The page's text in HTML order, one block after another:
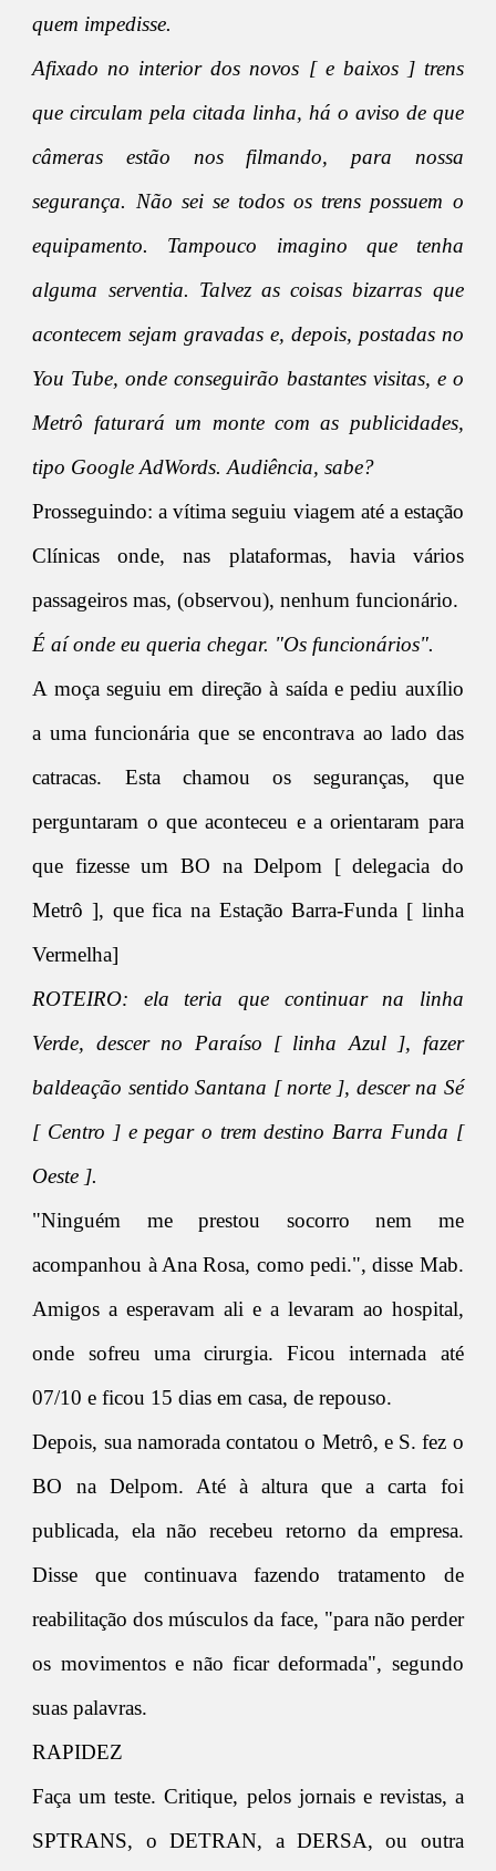
quem impedisse.
Afixado no interior dos novos [ e baixos ] trens
que circulam pela citada linha, há o aviso de que
câmeras estão nos filmando, para nossa
segurança. Não sei se todos os trens possuem o
equipamento. Tampouco imagino que tenha
alguma serventia. Talvez as coisas bizarras que
acontecem sejam gravadas e, depois, postadas no
You Tube, onde conseguirão bastantes visitas, e o
Metrô faturará um monte com as publicidades,
tipo Google AdWords. Audiência, sabe?
Prosseguindo: a vítima seguiu viagem até a estação
Clínicas onde, nas plataformas, havia vários
passageiros mas, (observou), nenhum funcionário.
É aí onde eu queria chegar. "Os funcionários".
A moça seguiu em direção à saída e pediu auxílio
a uma funcionária que se encontrava ao lado das
catracas. Esta chamou os seguranças, que
perguntaram o que aconteceu e a orientaram para
que fizesse um BO na Delpom [ delegacia do
Metrô ], que fica na Estação Barra-Funda [ linha
Vermelha]
ROTEIRO: ela teria que continuar na linha
Verde, descer no Paraíso [ linha Azul ], fazer
baldeação sentido Santana [ norte ], descer na Sé
[ Centro ] e pegar o trem destino Barra Funda [
Oeste ].
"Ninguém me prestou socorro nem me
acompanhou à Ana Rosa, como pedi.", disse Mab.
Amigos a esperavam ali e a levaram ao hospital,
onde sofreu uma cirurgia. Ficou internada até
07/10 e ficou 15 dias em casa, de repouso.
Depois, sua namorada contatou o Metrô, e S. fez o
BO na Delpom. Até à altura que a carta foi
publicada, ela não recebeu retorno da empresa.
Disse que continuava fazendo tratamento de
reabilitação dos músculos da face, "para não perder
os movimentos e não ficar deformada", segundo
suas palavras.
RAPIDEZ
Faça um teste. Critique, pelos jornais e revistas, a
SPTRANS, o DETRAN, a DERSA, ou outra